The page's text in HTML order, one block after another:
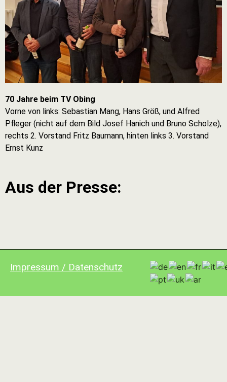
70 Jahre beim TV Obing
Vorne von links: Sebastian Mang, Hans Größ, und Alfred
Pfleger (nicht auf dem Bild Josef Hanich und Bruno Scholze),
rechts 2. Vorstand Fritz Baumann, hinten links 3. Vorstand
Ernst Kunz
Aus der Presse:
Impressum / Datenschutz